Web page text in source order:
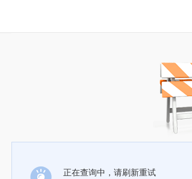
正在查询中，请刷新重试